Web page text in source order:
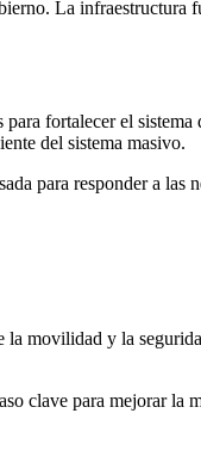
La infraestructura
fortalecer el
del sistema masivo.
para responder a las
movilidad y la
clave para mejorar la